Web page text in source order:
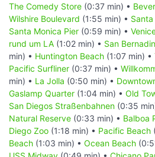
The Comedy Store (0:37 min) •
Wilshire Boulevard (1:55 min) •
Santa Monica Pier (0:59 min) •
rund um LA (1:02 min) • San
min) • Huntington Beach (1:07 min) •
Pacific Surfliner (0:37 min) •
min) • La Jolla (0:50 min) •
Gaslamp Quarter (1:04 min) • Old
San Diegos Straßenbahnen (0:35
Natural Reserve (0:33 min) • Balboa
Diego Zoo (1:18 min) • Pacific Beach
Beach (1:03 min) • Ocean Beach